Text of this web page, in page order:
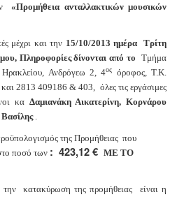
«Προμήθεια ανταλλακτικών μουσικών
μέχρι και την 15/10/2013 ημέρα Τρίτη
Πληροφορίες δίνονται από το
Τμήμα
Ανδρόγεω 2, 4ος
όροφος, Τ.Κ.
2813 409186 & 403,
όλες τις εργάσιμες
κα Δαμιανάκη Αικατερίνη, Κορνάρου
.
της Προμήθειας που
ποσό των : 423,12 € ΜΕ ΤΟ
την κατακύρωση της προμήθειας
είναι η